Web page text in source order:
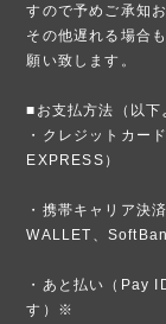
すので予めご承知
その他遅れる場合
願い致します。
■お支払方法（以下
・クレジットカー
EXPRESS）
・携帯キャリア決
WALLET、
・あと払い（Pay
す）※